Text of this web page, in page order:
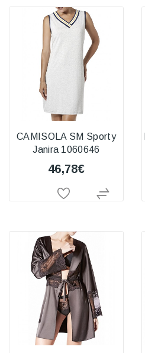
CAMISOLA SM Sporty
Janira 1060646
46,78€